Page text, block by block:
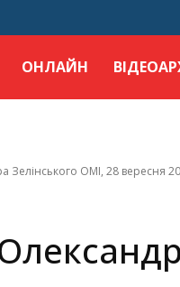
ОНЛАЙН
Зелінського ОМІ, 28 вересня